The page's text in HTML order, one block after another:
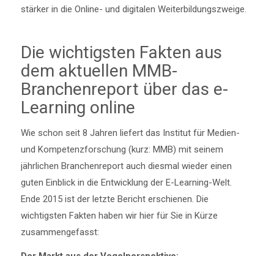
stärker in die Online- und digitalen Weiterbildungszweige.
Die wichtigsten Fakten aus
dem aktuellen MMB-
Branchenreport über das e-
Learning online
Wie schon seit 8 Jahren liefert das Institut für Medien-
und Kompetenzforschung (kurz: MMB) mit seinem
jährlichen Branchenreport auch diesmal wieder einen
guten Einblick in die Entwicklung der E-Learning-Welt.
Ende 2015 ist der letzte Bericht erschienen. Die
wichtigsten Fakten haben wir hier für Sie in Kürze
zusammengefasst: